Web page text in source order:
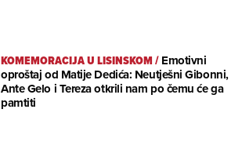
KOMEMORACIJA U LISINSKOM/Emotivni
oproštaj od Matije Dedića: Neutješni Gibonni,
Ante Gelo i Tereza otkrili nam po čemu će ga
pamtiti